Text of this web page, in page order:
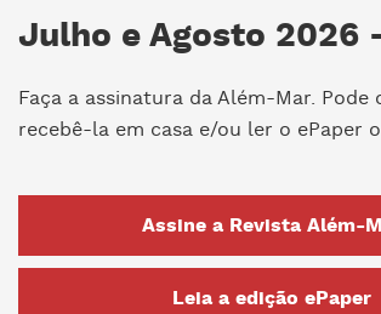
Julho e Agosto 2026
Faça a assinatura da Além-Mar. Pode
recebê-la em casa e/ou ler o ePaper
Assine a Revista Além-
Leia a edição ePaper